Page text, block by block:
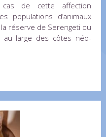
cas de cette affection
populations d’animaux
réserve de Serengeti ou
au large des côtes néo-